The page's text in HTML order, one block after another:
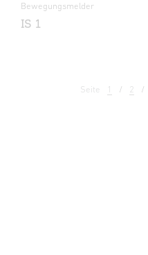
Bewegungsmelder
IS 1
Seite 1 2